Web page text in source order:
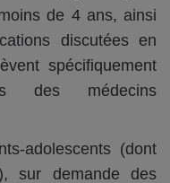
de 4 ans, ainsi
discutées en
spécifiquement
des médecins
adolescents (dont
sur demande des